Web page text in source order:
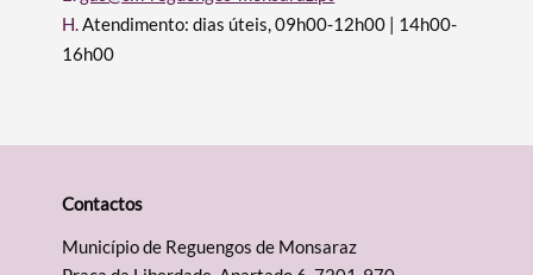
H.Atendimento: dias úteis, 09h00-12h00 | 14h00-
16h00
Contactos
Município de Reguengos de Monsaraz